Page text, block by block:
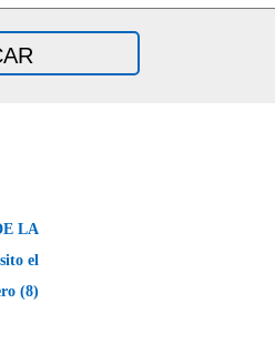
LA
el
(8)